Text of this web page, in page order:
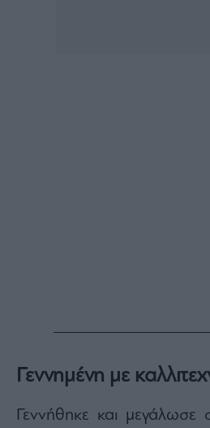
Γεννημένη με
Γεννήθηκε και μεγάλωσε